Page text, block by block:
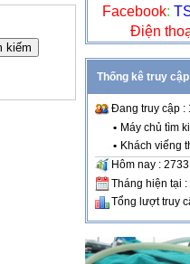
Facebook:
Điện
Thống kê truy cập
Đang truy cập :
• Máy chủ tìm
• Khách viếng
Hôm nay : 2733
Tháng hiện tại :
Tổng lượt truy